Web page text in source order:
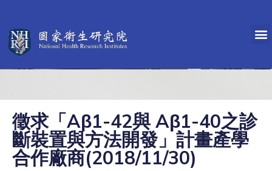
徵求「Aβ1-42與 Aβ1-40之診
斷裝置與方法開發」計畫產學
合作廠商(2018/11/30)